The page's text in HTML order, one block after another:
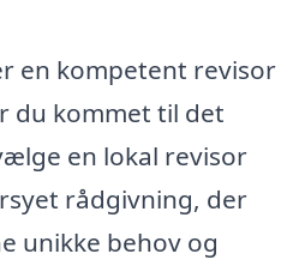
en kompetent revisor
du kommet til det
en lokal revisor
rådgivning, der
unikke behov og